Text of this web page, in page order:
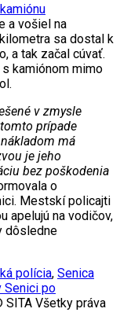
kamiónu
a vošiel na
sa dostal k
a tak začal cúvať.
kamiónom mimo
v zmysle
prípade
má
je jeho
bez poškodenia
o
Mestskí policajti
apelujú na vodičov,
dôsledne
polícia, Senica
Senici po
SITA Všetky práva